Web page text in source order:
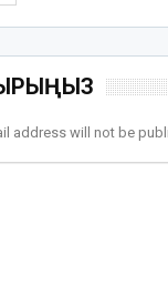
address will not be